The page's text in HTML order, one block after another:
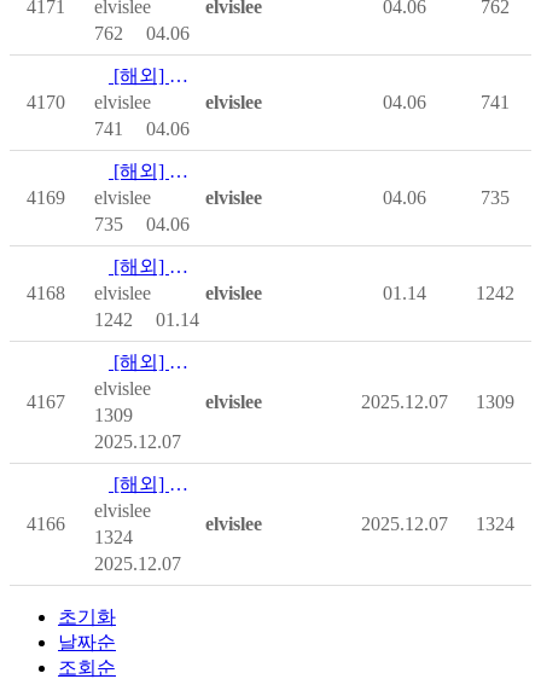
4171
elvislee
762
04.06
elvislee 04.06 762
4170
[해외] New Year, Slightly Better You
elvislee
741
04.06
elvislee 04.06 741
4169
[해외] Funding Accessible Home Modifi…
elvislee
735
04.06
elvislee 04.06 735
4168
[해외] Testing a Semi-Autonomous Whee…
elvislee
1242
01.14
elvislee 01.14 1242
4167
[해외] Managing Pain After SCI
elvislee
1309
2025.12.07
elvislee 2025.12.07 1309
4166
[해외] Designing the Power Wheelchair…
elvislee
1324
2025.12.07
elvislee 2025.12.07 1324
초기화
날짜순
조회순